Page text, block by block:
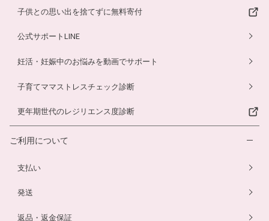
子供との思い出を捨てずに無料寄付
公式サポートLINE
妊活・妊娠中のお悩みを動画でサポート
子育てママストレスチェック診断
更年期世代のレジリエンス度診断
ご利用について
支払い
発送
返品・返金保証